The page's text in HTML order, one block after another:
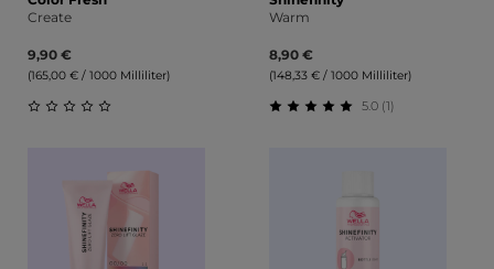
Create
9,90 €
(165,00 € / 1000 Milliliter)
Warm
8,90 €
(148,33 € / 1000 Milliliter)
5.0 (1)